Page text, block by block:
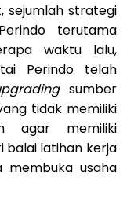
sejumlah strategi
terutama
waktu lalu,
Perindo telah
sumber
tidak memiliki
agar memiliki
latihan kerja
membuka usaha